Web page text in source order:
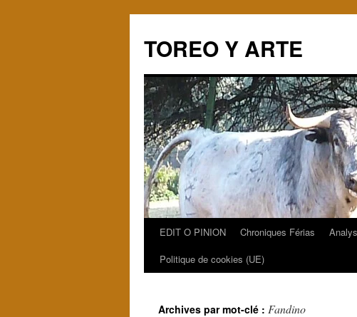
TOREO Y ARTE
AllerEDIT O PINION Chroniques Férias
Politique de cookies (UE)
Archives par mot-clé : Fandino